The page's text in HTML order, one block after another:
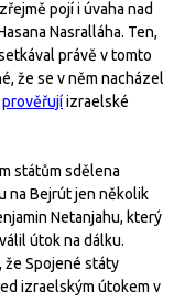
pojí i úvaha nad
Nasralláha. Ten,
právě v tomto
že se v něm nacházel
prověřujíizraelské
státům sdělena
na Bejrút jen několik
Netanjahu, který
útok na dálku.
, že Spojené státy
izraelským útokem v